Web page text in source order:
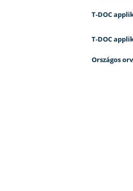
T-DOC
T-DOC
Országos